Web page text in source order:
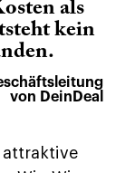
als
kein
von DeinDeal
attraktive